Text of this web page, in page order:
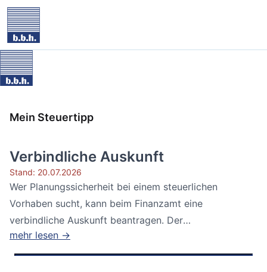
Mein Steuertipp
Verbindliche Auskunft
Stand: 20.07.2026
Wer Planungssicherheit bei einem steuerlichen
Vorhaben sucht, kann beim Finanzamt eine
verbindliche Auskunft beantragen. Der
Bundesfinanzhof...
mehr lesen →